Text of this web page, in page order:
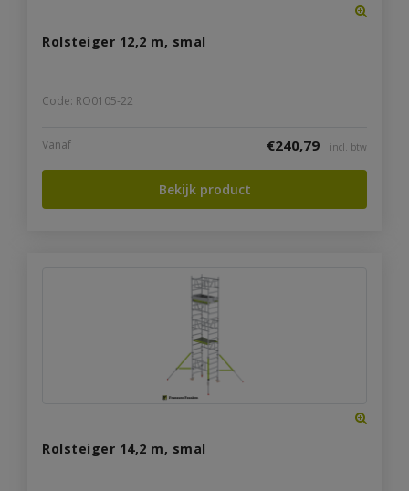
Rolsteiger 12,2 m, smal
Code: RO0105-22
Vanaf €240,79 incl. btw
Bekijk product
Rolsteiger 14,2 m, smal